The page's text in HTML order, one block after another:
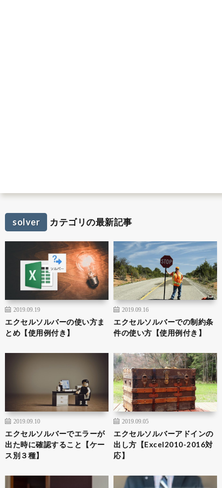
solver カテゴリの最新記事
2019.09.19
エクセルソルバーの使い方ま
とめ【使用例付き】
2019.09.16
エクセルソルバーでの制約条
件の使い方【使用例付き】
2019.09.10
エクセルソルバーでエラーが
出た時に確認すること【ケー
ス別３種】
2019.09.05
エクセルソルバーアドインの
出し方【Excel2010-2016対
応】